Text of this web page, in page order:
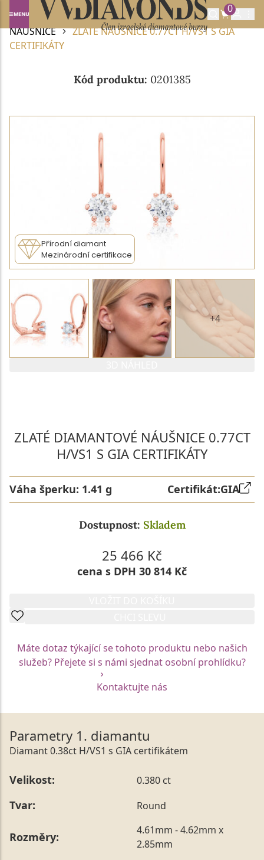
0
Domů DIAMANTOVÉ ŠPERKY
DIAMANTOVÉ
NÁUŠNICE
ZLATÉ NÁUŠNICE 0.77CT H/VS1 S GIA
CERTIFIKÁTY
Kód produktu: 0201385
Přírodní diamant
Mezinárodní certifikace
+4
ZLATÉ DIAMANTOVÉ NÁUŠNICE 0.77CT
H/VS1 S GIA CERTIFIKÁTY
Váha šperku: 1.41 g Certifikát:GIA
Dostupnost: Skladem
25 466 Kč
cena s DPH 30 814 Kč
Máte dotaz týkající se tohoto produktu nebo našich
služeb? Přejete si s námi sjednat osobní prohlídku?
Kontaktujte nás
Parametry 1. diamantu
Diamant 0.38ct H/VS1 s GIA certifikátem
Velikost: 0.380 ct
Tvar: Round
Rozměry:
4.61mm - 4.62mm x
2.85mm